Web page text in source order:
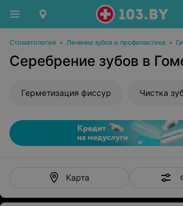
Стоматология • Лечение зубов и профилактика •
Серебрение зубов в
Герметизация фиссур Чистка
Карта